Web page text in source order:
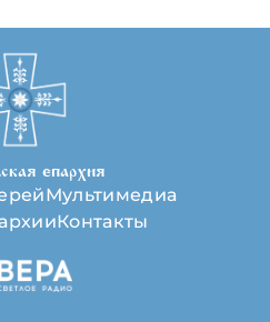
епархия
Мультимедиа
Контакты